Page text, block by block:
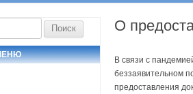
О
В связи с
беззаявительном
предоставления